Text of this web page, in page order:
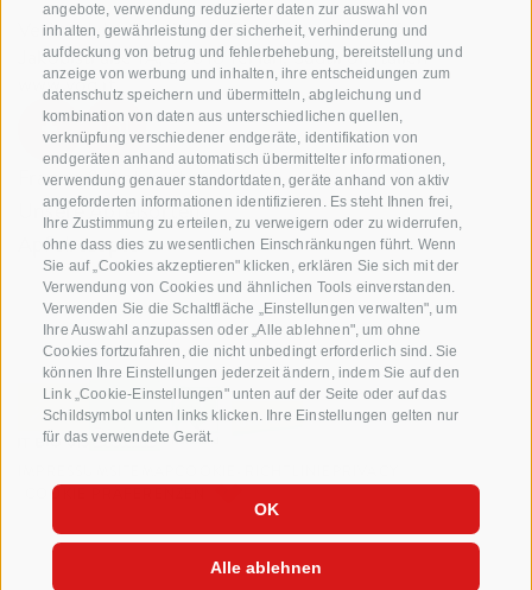
angebote, verwendung reduzierter daten zur auswahl von
inhalten, gewährleistung der sicherheit, verhinderung und
aufdeckung von betrug und fehlerbehebung, bereitstellung und
anzeige von werbung und inhalten, ihre entscheidungen zum
datenschutz speichern und übermitteln, abgleichung und
kombination von daten aus unterschiedlichen quellen,
verknüpfung verschiedener endgeräte, identifikation von
endgeräten anhand automatisch übermittelter informationen,
verwendung genauer standortdaten, geräte anhand von aktiv
angeforderten informationen identifizieren. Es steht Ihnen frei,
Ihre Zustimmung zu erteilen, zu verweigern oder zu widerrufen,
ohne dass dies zu wesentlichen Einschränkungen führt. Wenn
Sie auf „Cookies akzeptieren" klicken, erklären Sie sich mit der
Verwendung von Cookies und ähnlichen Tools einverstanden.
Verwenden Sie die Schaltfläche „Einstellungen verwalten", um
Ihre Auswahl anzupassen oder „Alle ablehnen", um ohne
Cookies fortzufahren, die nicht unbedingt erforderlich sind. Sie
können Ihre Einstellungen jederzeit ändern, indem Sie auf den
Link „Cookie-Einstellungen" unten auf der Seite oder auf das
Schildsymbol unten links klicken. Ihre Einstellungen gelten nur
für das verwendete Gerät.
OK
Alle ablehnen
Verband der Südtiroler Obstgenossenschaften
Jakobistraße 1A, 39018 Terlan, Südtirol, Italien
www.vog.it
Fragen & Antworten
Unsere Apfelsorten
Apfelrezepte
COOKIE PRÄFERENZEN